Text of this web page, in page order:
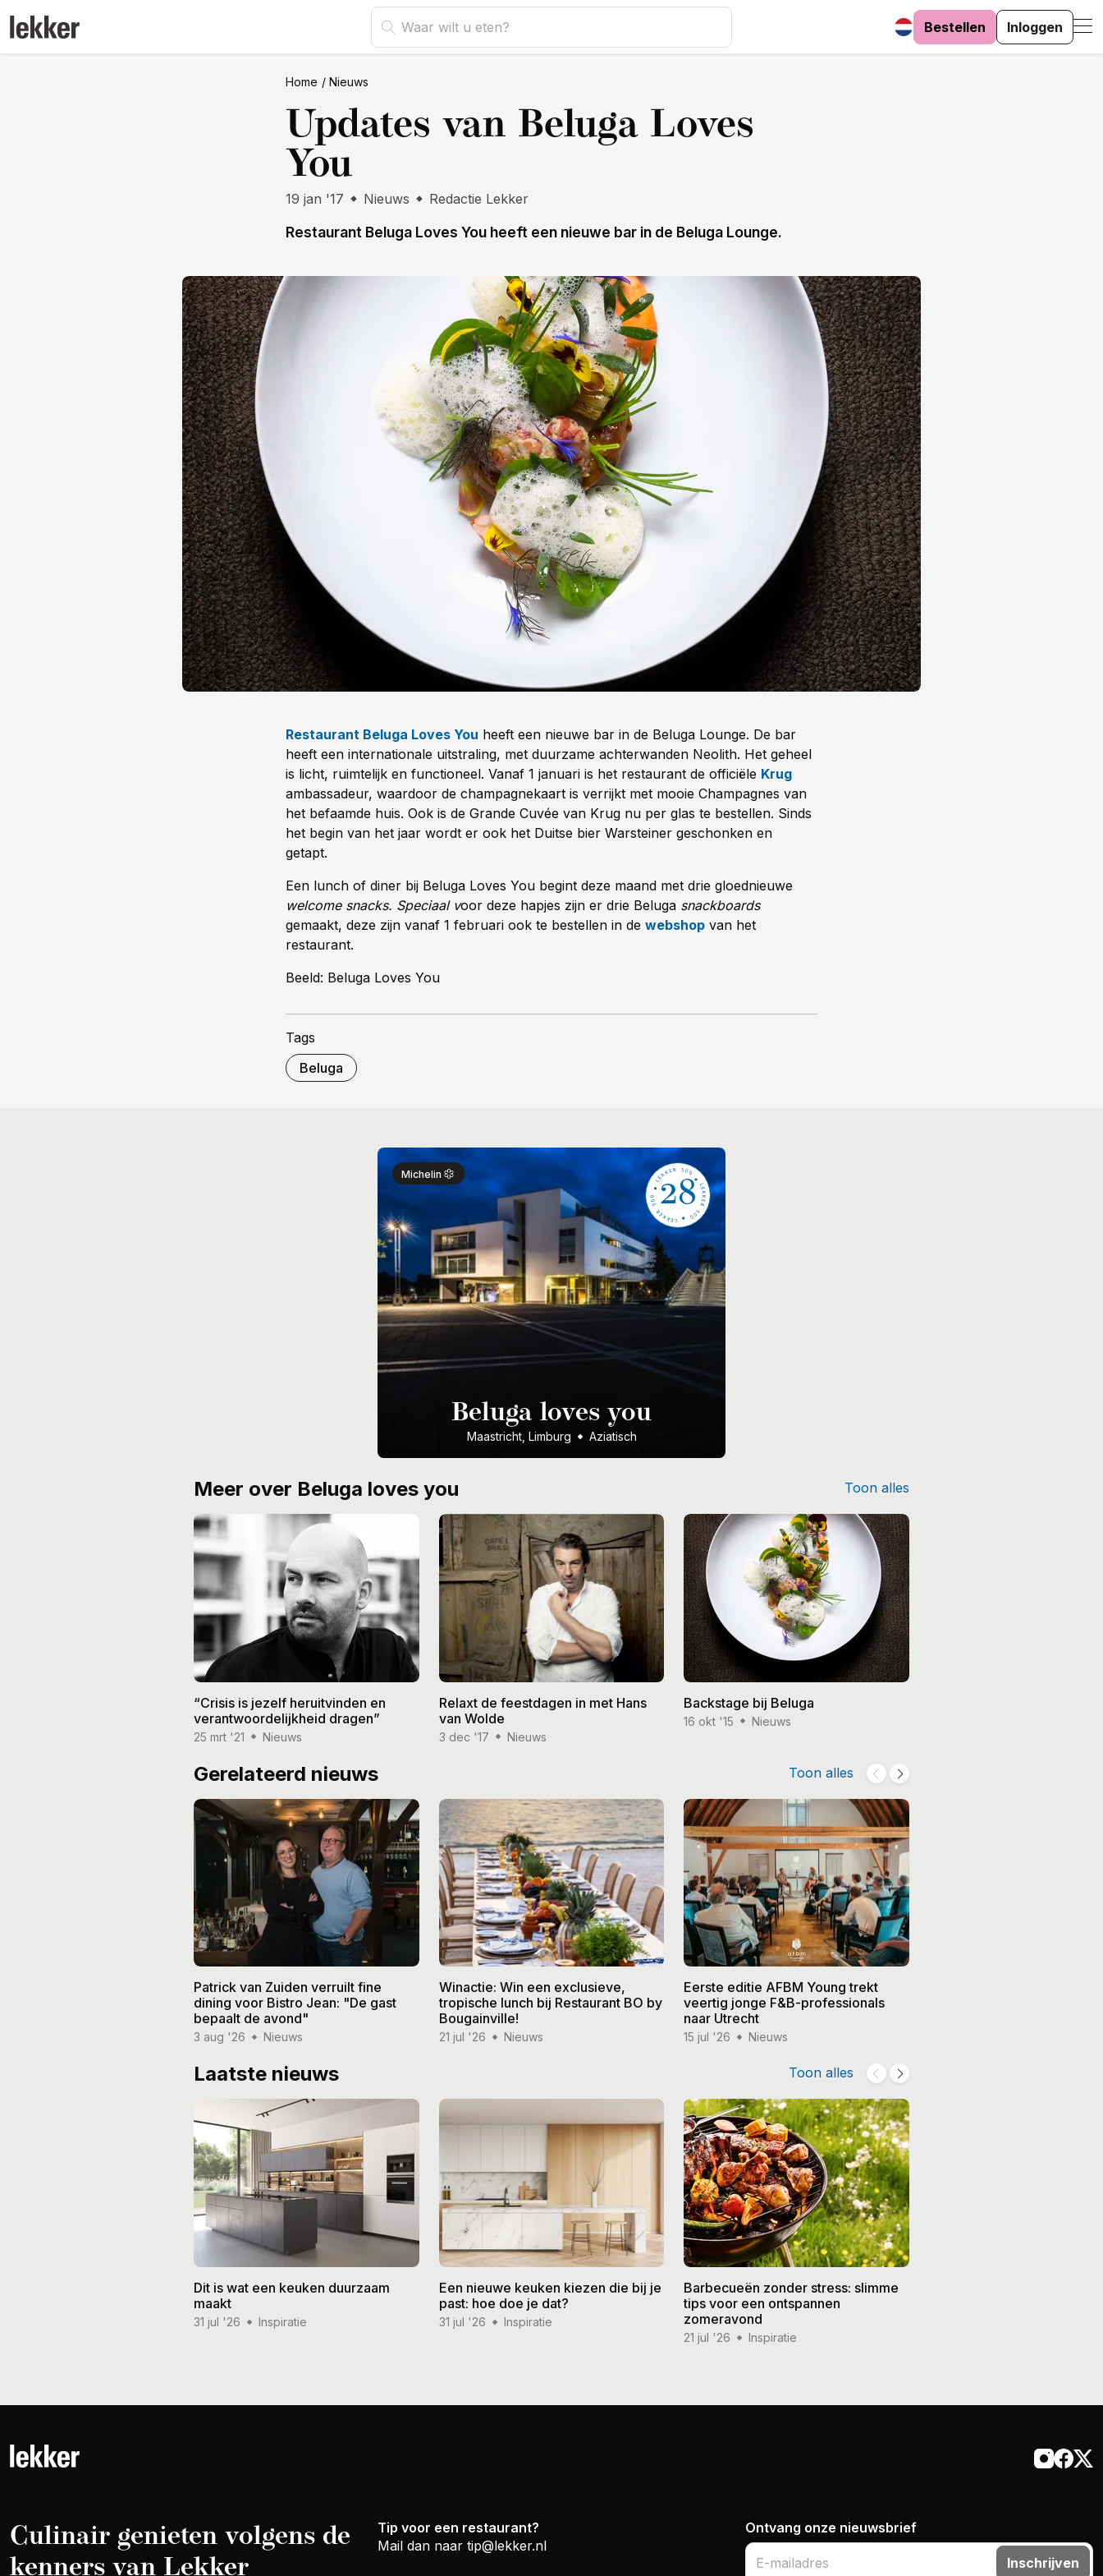
Bestellen Inloggen
Home Nieuws
Updates van Beluga Loves
You
19 jan '17 Nieuws Redactie Lekker
Restaurant Beluga Loves You heeft een nieuwe bar in de Beluga Lounge.
Restaurant Beluga Loves You heeft een nieuwe bar in de Beluga Lounge. De bar
heeft een internationale uitstraling, met duurzame achterwanden Neolith. Het geheel
is licht, ruimtelijk en functioneel. Vanaf 1 januari is het restaurant de officiële Krug
ambassadeur, waardoor de champagnekaart is verrijkt met mooie Champagnes van
het befaamde huis. Ook is de Grande Cuvée van Krug nu per glas te bestellen. Sinds
het begin van het jaar wordt er ook het Duitse bier Warsteiner geschonken en
getapt.
Een lunch of diner bij Beluga Loves You begint deze maand met drie gloednieuwe
welcome snacks. Speciaal voor deze hapjes zijn er drie Beluga snackboards
gemaakt, deze zijn vanaf 1 februari ook te bestellen in de webshop van het
restaurant.
Beeld: Beluga Loves You
Tags
Beluga
28
Michelin
Beluga loves you
Maastricht, Limburg Aziatisch
Meer over Beluga loves you Toon alles
“Crisis is jezelf heruitvinden en
verantwoordelijkheid dragen”
25 mrt '21 Nieuws
Relaxt de feestdagen in met Hans
van Wolde
3 dec '17 Nieuws
Backstage bij Beluga
16 okt '15 Nieuws
Gerelateerd nieuws Toon alles
Patrick van Zuiden verruilt fine
dining voor Bistro Jean: "De gast
bepaalt de avond"
3 aug '26 Nieuws
Winactie: Win een exclusieve,
tropische lunch bij Restaurant BO by
Bougainville!
21 jul '26 Nieuws
Eerste editie AFBM Young trekt
veertig jonge F&B-professionals
naar Utrecht
15 jul '26 Nieuws
Laatste nieuws Toon alles
Dit is wat een keuken duurzaam
maakt
31 jul '26 Inspiratie
Een nieuwe keuken kiezen die bij je
past: hoe doe je dat?
31 jul '26 Inspiratie
Barbecueën zonder stress: slimme
tips voor een ontspannen
zomeravond
21 jul '26 Inspiratie
Culinair genieten volgens de
kenners van Lekker
Tip voor een restaurant?
Mail dan naar tip@lekker.nl
Ontvang onze nieuwsbrief
Inschrijven